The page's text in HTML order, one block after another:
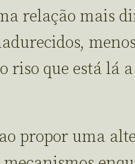
relação mais
riso que está lá
propor uma